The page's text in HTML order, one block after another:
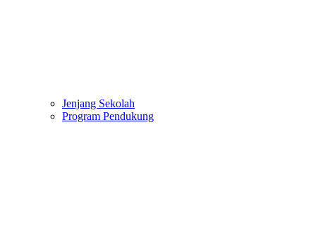
Jenjang Sekolah
Program Pendukung